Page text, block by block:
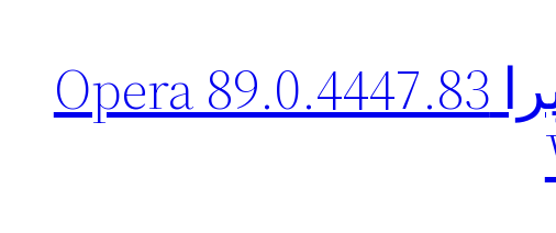
دانلود مرورگر اپرا Opera 89.0.4447.83